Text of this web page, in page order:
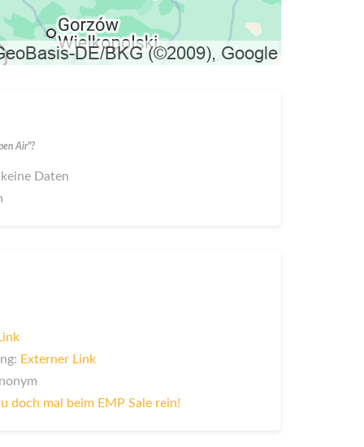
Air"?
Daten
Externer Link
doch mal beim EMP Sale rein!